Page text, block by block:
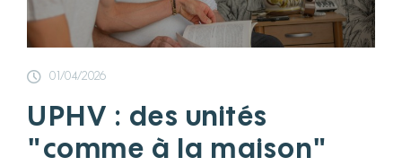
01/04/2026
UPHV : des unités
"comme à la maison"